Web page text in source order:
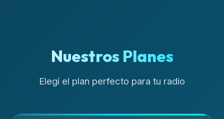
Nuestros Planes
Elegí el plan perfecto para tu radio